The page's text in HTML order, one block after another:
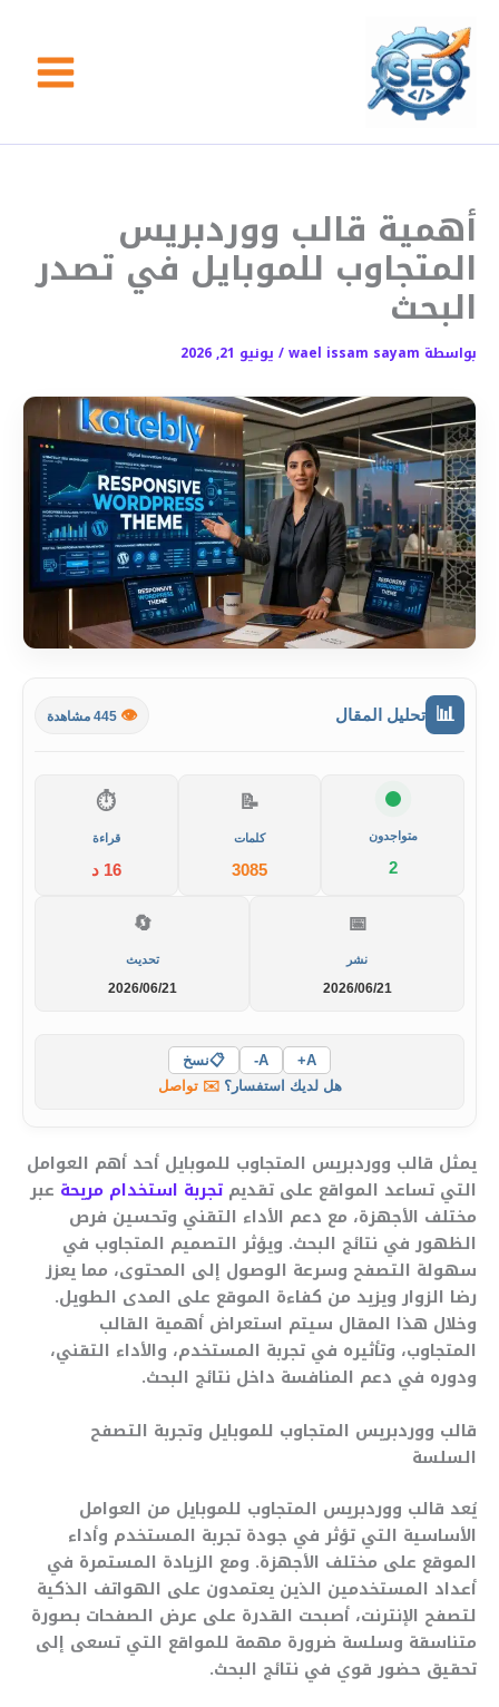
المحتوى
أهمية قالب ووردبريس
المتجاوب للموبايل في تصدر
البحث
بواسطة wael issam sayam
/ يونيو 21, 2026
📊 تحليل المقال 👁️
متواجدون
2
📝
كلمات
3085
⏱️
قراءة
16 د
📅
نشر
2026/06/21
🔄
تحديث
2026/06/21
A+
A-
📋نسخ
هل لديك استفسار؟✉️ تواصل
يمثل قالب ووردبريس المتجاوب للموبايل أحد أهم العوامل
التي تساعد المواقع على تقديم تجربة استخدام مريحة عبر
مختلف الأجهزة، مع دعم الأداء التقني وتحسين فرص
الظهور في نتائج البحث. ويؤثر التصميم المتجاوب في
سهولة التصفح وسرعة الوصول إلى المحتوى، مما يعزز
رضا الزوار ويزيد من كفاءة الموقع على المدى الطويل.
وخلال هذا المقال سيتم استعراض أهمية القالب
المتجاوب، وتأثيره في تجربة المستخدم، والأداء التقني،
ودوره في دعم المنافسة داخل نتائج البحث.
قالب ووردبريس المتجاوب للموبايل وتجربة التصفح
السلسة
يُعد قالب ووردبريس المتجاوب للموبايل من العوامل
الأساسية التي تؤثر في جودة تجربة المستخدم وأداء
الموقع على مختلف الأجهزة. ومع الزيادة المستمرة في
أعداد المستخدمين الذين يعتمدون على الهواتف الذكية
لتصفح الإنترنت، أصبحت القدرة على عرض الصفحات بصورة
متناسقة وسلسة ضرورة مهمة للمواقع التي تسعى إلى
تحقيق حضور قوي في نتائج البحث.